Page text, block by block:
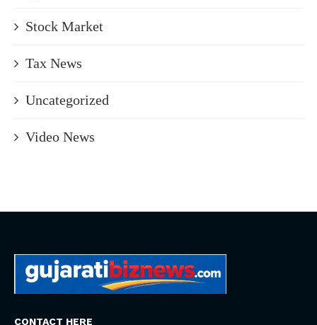
Stock Market
Tax News
Uncategorized
Video News
CONTACT HERE